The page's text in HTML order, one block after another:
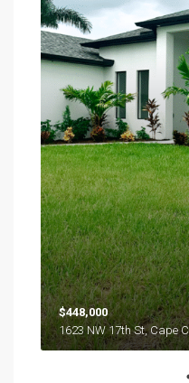
$448,000
1623 NW 17th St, Cape